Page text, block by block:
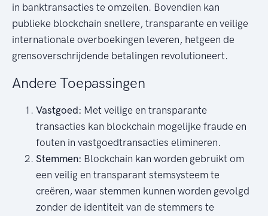
in banktransacties te omzeilen. Bovendien kan
publieke blockchain snellere, transparante en veilige
internationale overboekingen leveren, hetgeen de
grensoverschrijdende betalingen revolutioneert.
Andere Toepassingen
Vastgoed: Met veilige en transparante
transacties kan blockchain mogelijke fraude en
fouten in vastgoedtransacties elimineren.
Stemmen: Blockchain kan worden gebruikt om
een ​​veilig en transparant stemsysteem te
creëren, waar stemmen kunnen worden gevolgd
zonder de identiteit van de stemmers te